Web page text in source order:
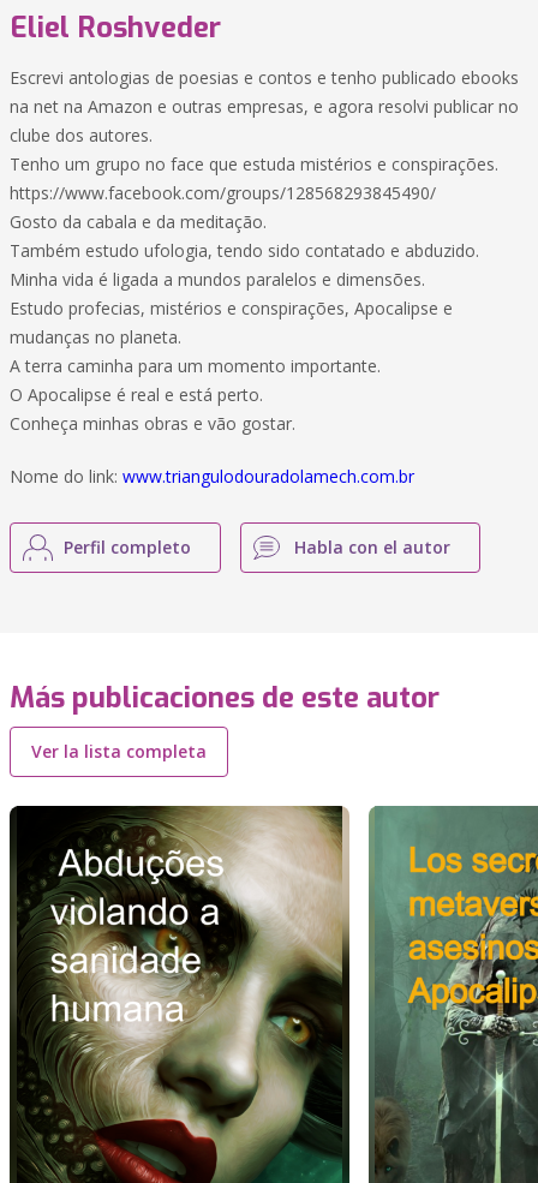
Eliel Roshveder
Escrevi antologias de poesias e contos e tenho publicado ebooks
na net na Amazon e outras empresas, e agora resolvi publicar no
clube dos autores.
Tenho um grupo no face que estuda mistérios e conspirações.
https://www.facebook.com/groups/128568293845490/
Gosto da cabala e da meditação.
Também estudo ufologia, tendo sido contatado e abduzido.
Minha vida é ligada a mundos paralelos e dimensões.
Estudo profecias, mistérios e conspirações, Apocalipse e
mudanças no planeta.
A terra caminha para um momento importante.
O Apocalipse é real e está perto.
Conheça minhas obras e vão gostar.
Nome do link: www.triangulodouradolamech.com.br
Perfil completo Habla con el autor
Más publicaciones de este autor
Ver la lista completa